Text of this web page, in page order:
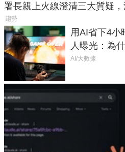
署長親上火線澄清三大質疑
關
趨勢
用AI省下4小
人曝光：為
享怎麼使用AI
AI/大數據